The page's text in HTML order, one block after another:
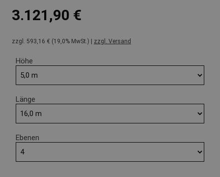
3.121,90 €
zzgl. 593,16 € (19,0% MwSt.) | zzgl. Versand
Höhe
Länge
Ebenen